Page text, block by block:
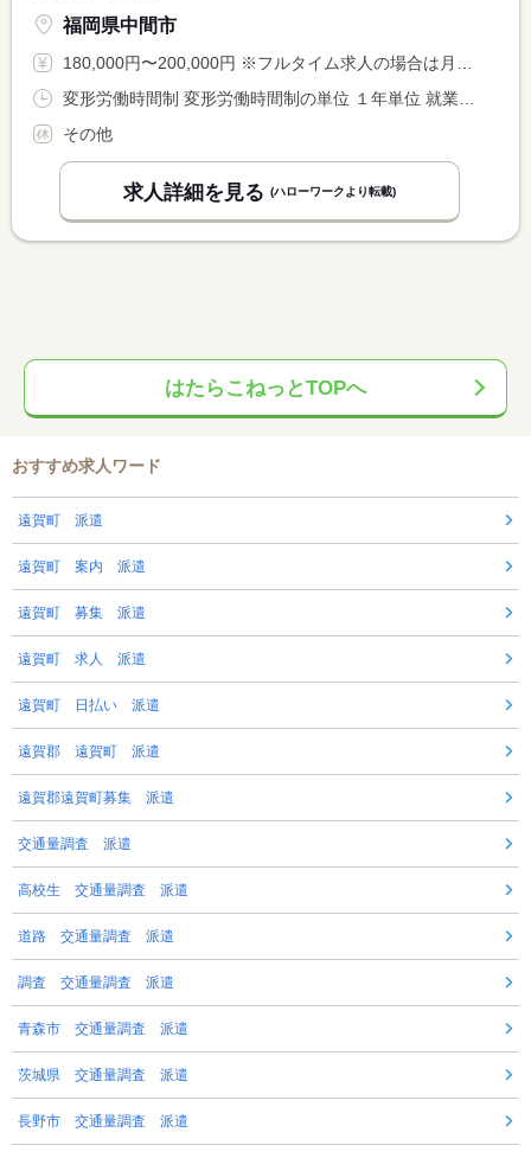
福岡県中間市
180,000円〜200,000円 ※フルタイム求人の場合は月額（換算額）、パート求人の場合は時間額を表示しています。
その他
求人詳細を見る (ハローワークより転載)
はたらこねっとTOPへ
おすすめ求人ワード
遠賀町 派遣
遠賀町 案内 派遣
遠賀町 募集 派遣
遠賀町 求人 派遣
遠賀町 日払い 派遣
遠賀郡 遠賀町 派遣
遠賀郡遠賀町募集 派遣
交通量調査 派遣
高校生 交通量調査 派遣
道路 交通量調査 派遣
調査 交通量調査 派遣
青森市 交通量調査 派遣
茨城県 交通量調査 派遣
長野市 交通量調査 派遣